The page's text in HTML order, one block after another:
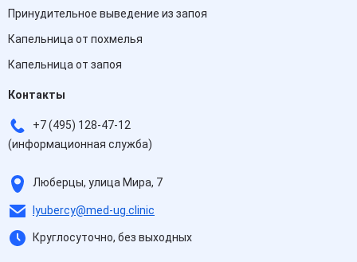
Принудительное выведение из запоя
Капельница от похмелья
Капельница от запоя
Контакты
+7 (495) 128-47-12
(информационная служба)
Люберцы, улица Мира, 7
lyubercy@med-ug.clinic
Круглосуточно, без выходных